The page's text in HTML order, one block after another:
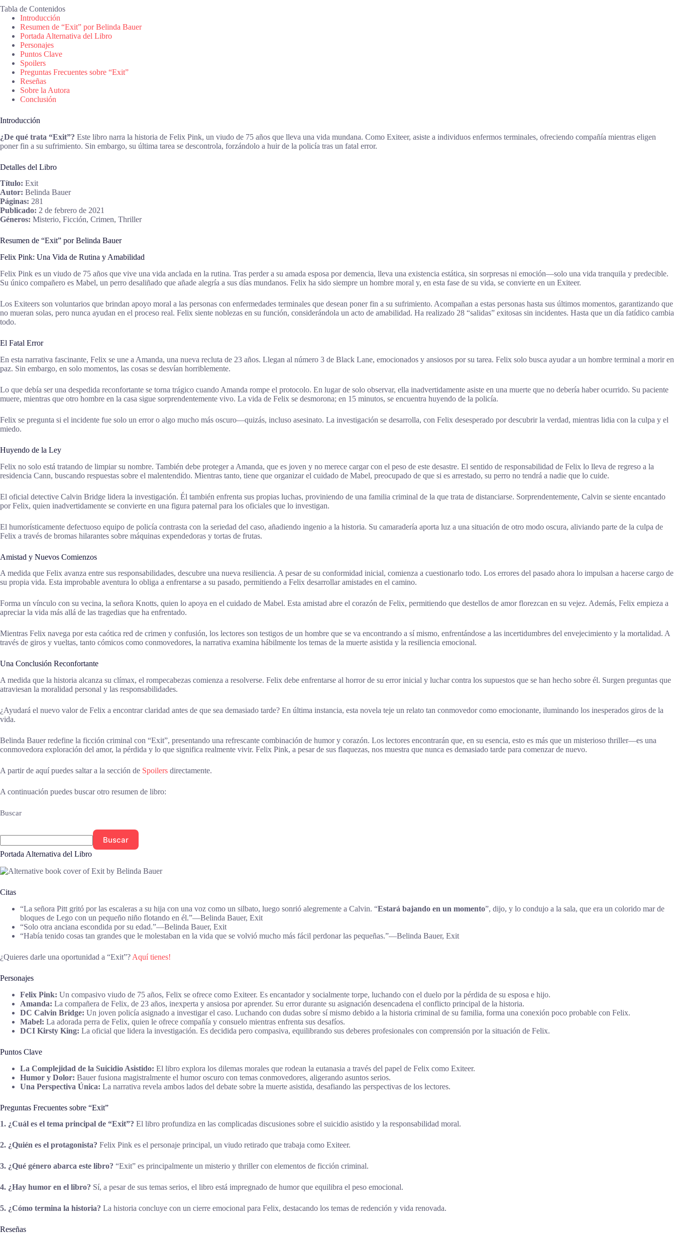
Tabla de Contenidos
Introducción
Resumen de “Exit” por Belinda Bauer
Portada Alternativa del Libro
Personajes
Puntos Clave
Spoilers
Preguntas Frecuentes sobre “Exit”
Reseñas
Sobre la Autora
Conclusión
Introducción
¿De qué trata “Exit”? Este libro narra la historia de Felix Pink, un viudo de 75 años que lleva una vida mundana. Como Exiteer, asiste a individuos enfermos terminales, ofreciendo compañía mientras eligen
poner fin a su sufrimiento. Sin embargo, su última tarea se descontrola, forzándolo a huir de la policía tras un fatal error.
Detalles del Libro
Título: Exit
Autor: Belinda Bauer
Páginas: 281
Publicado: 2 de febrero de 2021
Géneros: Misterio, Ficción, Crimen, Thriller
Resumen de “Exit” por Belinda Bauer
Felix Pink: Una Vida de Rutina y Amabilidad
Felix Pink es un viudo de 75 años que vive una vida anclada en la rutina. Tras perder a su amada esposa por demencia, lleva una existencia estática, sin sorpresas ni emoción—solo una vida tranquila y predecible.
Su único compañero es Mabel, un perro desaliñado que añade alegría a sus días mundanos. Felix ha sido siempre un hombre moral y, en esta fase de su vida, se convierte en un Exiteer.
Los Exiteers son voluntarios que brindan apoyo moral a las personas con enfermedades terminales que desean poner fin a su sufrimiento. Acompañan a estas personas hasta sus últimos momentos, garantizando que
no mueran solas, pero nunca ayudan en el proceso real. Felix siente noblezas en su función, considerándola un acto de amabilidad. Ha realizado 28 “salidas” exitosas sin incidentes. Hasta que un día fatídico cambia
todo.
El Fatal Error
En esta narrativa fascinante, Felix se une a Amanda, una nueva recluta de 23 años. Llegan al número 3 de Black Lane, emocionados y ansiosos por su tarea. Felix solo busca ayudar a un hombre terminal a morir en
paz. Sin embargo, en solo momentos, las cosas se desvían horriblemente.
Lo que debía ser una despedida reconfortante se torna trágico cuando Amanda rompe el protocolo. En lugar de solo observar, ella inadvertidamente asiste en una muerte que no debería haber ocurrido. Su paciente
muere, mientras que otro hombre en la casa sigue sorprendentemente vivo. La vida de Felix se desmorona; en 15 minutos, se encuentra huyendo de la policía.
Felix se pregunta si el incidente fue solo un error o algo mucho más oscuro—quizás, incluso asesinato. La investigación se desarrolla, con Felix desesperado por descubrir la verdad, mientras lidia con la culpa y el
miedo.
Huyendo de la Ley
Felix no solo está tratando de limpiar su nombre. También debe proteger a Amanda, que es joven y no merece cargar con el peso de este desastre. El sentido de responsabilidad de Felix lo lleva de regreso a la
residencia Cann, buscando respuestas sobre el malentendido. Mientras tanto, tiene que organizar el cuidado de Mabel, preocupado de que si es arrestado, su perro no tendrá a nadie que lo cuide.
El oficial detective Calvin Bridge lidera la investigación. Él también enfrenta sus propias luchas, proviniendo de una familia criminal de la que trata de distanciarse. Sorprendentemente, Calvin se siente encantado
por Felix, quien inadvertidamente se convierte en una figura paternal para los oficiales que lo investigan.
El humorísticamente defectuoso equipo de policía contrasta con la seriedad del caso, añadiendo ingenio a la historia. Su camaradería aporta luz a una situación de otro modo oscura, aliviando parte de la culpa de
Felix a través de bromas hilarantes sobre máquinas expendedoras y tortas de frutas.
Amistad y Nuevos Comienzos
A medida que Felix avanza entre sus responsabilidades, descubre una nueva resiliencia. A pesar de su conformidad inicial, comienza a cuestionarlo todo. Los errores del pasado ahora lo impulsan a hacerse cargo de
su propia vida. Esta improbable aventura lo obliga a enfrentarse a su pasado, permitiendo a Felix desarrollar amistades en el camino.
Forma un vínculo con su vecina, la señora Knotts, quien lo apoya en el cuidado de Mabel. Esta amistad abre el corazón de Felix, permitiendo que destellos de amor florezcan en su vejez. Además, Felix empieza a
apreciar la vida más allá de las tragedias que ha enfrentado.
Mientras Felix navega por esta caótica red de crimen y confusión, los lectores son testigos de un hombre que se va encontrando a sí mismo, enfrentándose a las incertidumbres del envejecimiento y la mortalidad. A
través de giros y vueltas, tanto cómicos como conmovedores, la narrativa examina hábilmente los temas de la muerte asistida y la resiliencia emocional.
Una Conclusión Reconfortante
A medida que la historia alcanza su clímax, el rompecabezas comienza a resolverse. Felix debe enfrentarse al horror de su error inicial y luchar contra los supuestos que se han hecho sobre él. Surgen preguntas que
atraviesan la moralidad personal y las responsabilidades.
¿Ayudará el nuevo valor de Felix a encontrar claridad antes de que sea demasiado tarde? En última instancia, esta novela teje un relato tan conmovedor como emocionante, iluminando los inesperados giros de la
vida.
Belinda Bauer redefine la ficción criminal con “Exit”, presentando una refrescante combinación de humor y corazón. Los lectores encontrarán que, en su esencia, esto es más que un misterioso thriller—es una
conmovedora exploración del amor, la pérdida y lo que significa realmente vivir. Felix Pink, a pesar de sus flaquezas, nos muestra que nunca es demasiado tarde para comenzar de nuevo.
A partir de aquí puedes saltar a la sección de Spoilers directamente.
A continuación puedes buscar otro resumen de libro:
Buscar
Buscar
Portada Alternativa del Libro
Citas
“La señora Pitt gritó por las escaleras a su hija con una voz como un silbato, luego sonrió alegremente a Calvin. “Estará bajando en un momento”, dijo, y lo condujo a la sala, que era un colorido mar de
bloques de Lego con un pequeño niño flotando en él.”―Belinda Bauer, Exit
“Solo otra anciana escondida por su edad.”―Belinda Bauer, Exit
“Había tenido cosas tan grandes que le molestaban en la vida que se volvió mucho más fácil perdonar las pequeñas.”―Belinda Bauer, Exit
¿Quieres darle una oportunidad a “Exit”? Aquí tienes!
Personajes
Felix Pink: Un compasivo viudo de 75 años, Felix se ofrece como Exiteer. Es encantador y socialmente torpe, luchando con el duelo por la pérdida de su esposa e hijo.
Amanda: La compañera de Felix, de 23 años, inexperta y ansiosa por aprender. Su error durante su asignación desencadena el conflicto principal de la historia.
DC Calvin Bridge: Un joven policía asignado a investigar el caso. Luchando con dudas sobre sí mismo debido a la historia criminal de su familia, forma una conexión poco probable con Felix.
Mabel: La adorada perra de Felix, quien le ofrece compañía y consuelo mientras enfrenta sus desafíos.
DCI Kirsty King: La oficial que lidera la investigación. Es decidida pero compasiva, equilibrando sus deberes profesionales con comprensión por la situación de Felix.
Puntos Clave
La Complejidad de la Suicidio Asistido: El libro explora los dilemas morales que rodean la eutanasia a través del papel de Felix como Exiteer.
Humor y Dolor: Bauer fusiona magistralmente el humor oscuro con temas conmovedores, aligerando asuntos serios.
Una Perspectiva Única: La narrativa revela ambos lados del debate sobre la muerte asistida, desafiando las perspectivas de los lectores.
Preguntas Frecuentes sobre “Exit”
1. ¿Cuál es el tema principal de “Exit”? El libro profundiza en las complicadas discusiones sobre el suicidio asistido y la responsabilidad moral.
2. ¿Quién es el protagonista? Felix Pink es el personaje principal, un viudo retirado que trabaja como Exiteer.
3. ¿Qué género abarca este libro? “Exit” es principalmente un misterio y thriller con elementos de ficción criminal.
4. ¿Hay humor en el libro? Sí, a pesar de sus temas serios, el libro está impregnado de humor que equilibra el peso emocional.
5. ¿Cómo termina la historia? La historia concluye con un cierre emocional para Felix, destacando los temas de redención y vida renovada.
Reseñas